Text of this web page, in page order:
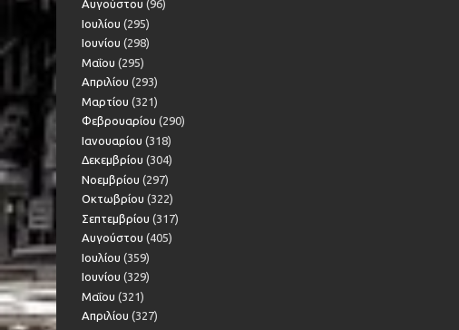
Αυγούστου (96)
Ιουλίου (295)
Ιουνίου (298)
Μαΐου (295)
Απριλίου (293)
Μαρτίου (321)
Φεβρουαρίου (290)
Ιανουαρίου (318)
Δεκεμβρίου (304)
Νοεμβρίου (297)
Οκτωβρίου (322)
Σεπτεμβρίου (317)
Αυγούστου (405)
Ιουλίου (359)
Ιουνίου (329)
Μαΐου (321)
Απριλίου (327)